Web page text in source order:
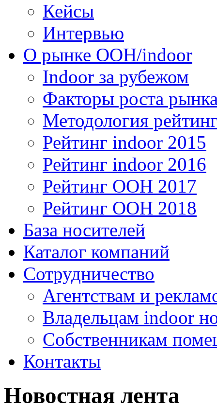
Кейсы
Интервью
О рынке OOH/indoor
Indoor за рубежом
Факторы роста
Методология
Рейтинг indoor 2015
Рейтинг indoor 2016
Рейтинг OOH 2017
Рейтинг OOH 2018
База носителей
Каталог компаний
Сотрудничество
Агентствам и
Владельцам indoor
Собственникам
Контакты
Новостная лента